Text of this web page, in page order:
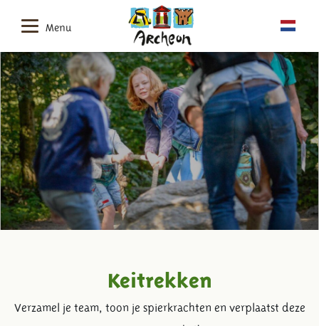
Menu
Keitrekken
Verzamel je team, toon je spierkrachten en verplaatst deze